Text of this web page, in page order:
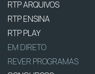
RTP ARQUIVOS
RTP ENSINA
RTP PLAY
EM DIRETO
REVER PROGRAMAS